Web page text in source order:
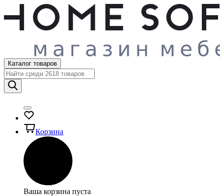
Каталог товаров
Корзина
Ваша корзина пуста